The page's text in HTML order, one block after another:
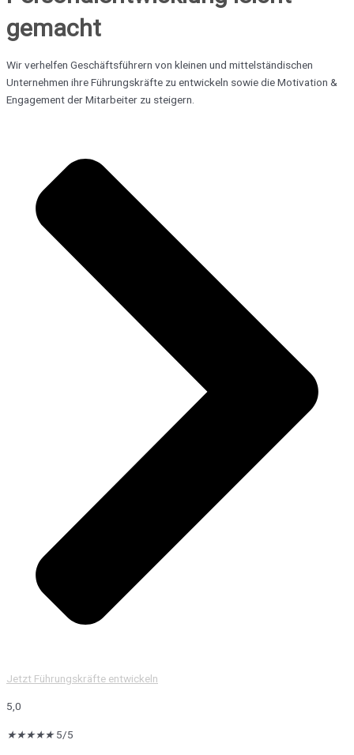
gemacht
Wir verhelfen Geschäftsführern von kleinen und mittelständischen
Unternehmen ihre Führungskräfte zu entwickeln sowie die Motivation &
Engagement der Mitarbeiter zu steigern.
Jetzt Führungskräfte entwickeln
5,0
★★★★★ 5/5